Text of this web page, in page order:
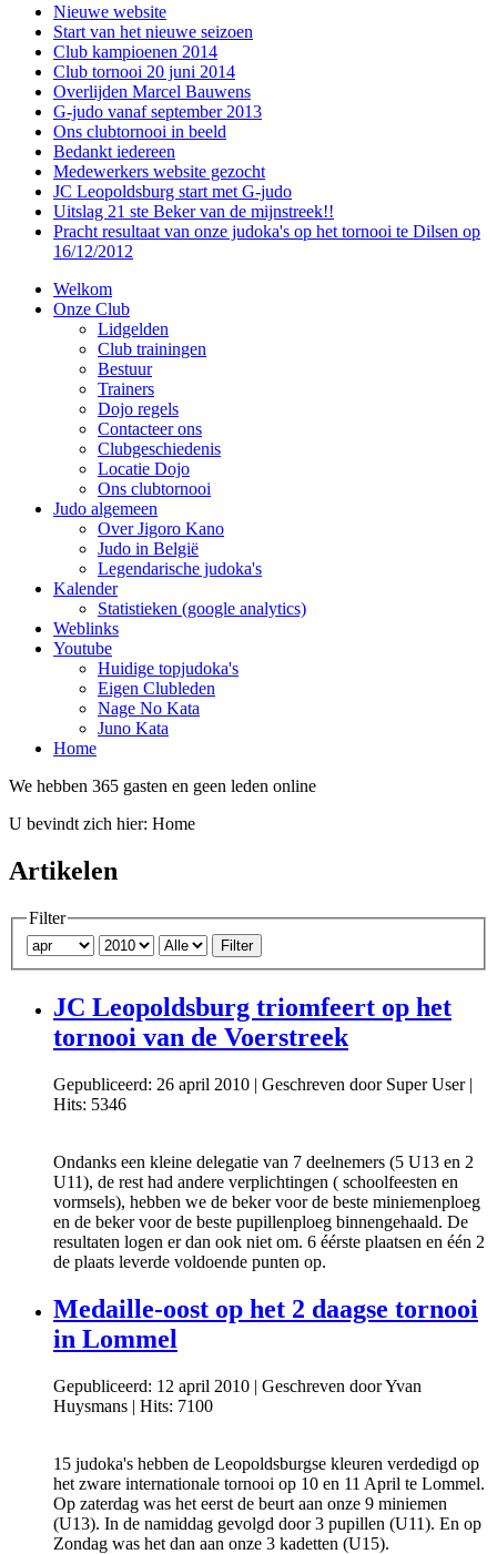
Nieuwe website
Start van het nieuwe seizoen
Club kampioenen 2014
Club tornooi 20 juni 2014
Overlijden Marcel Bauwens
G-judo vanaf september 2013
Ons clubtornooi in beeld
Bedankt iedereen
Medewerkers website gezocht
JC Leopoldsburg start met G-judo
Uitslag 21 ste Beker van de mijnstreek!!
Pracht resultaat van onze judoka's op het tornooi te Dilsen op
16/12/2012
Welkom
Onze Club
Lidgelden
Club trainingen
Bestuur
Trainers
Dojo regels
Contacteer ons
Clubgeschiedenis
Locatie Dojo
Ons clubtornooi
Judo algemeen
Over Jigoro Kano
Judo in België
Legendarische judoka's
Kalender
Statistieken (google analytics)
Weblinks
Youtube
Huidige topjudoka's
Eigen Clubleden
Nage No Kata
Juno Kata
Home
We hebben 365 gasten en geen leden online
U bevindt zich hier: Home
Artikelen
Filter
Filter
JC Leopoldsburg triomfeert op het
tornooi van de Voerstreek
Gepubliceerd: 26 april 2010 | Geschreven door Super User|
Hits: 5346
Ondanks een kleine delegatie van 7 deelnemers (5 U13 en 2
U11), de rest had andere verplichtingen ( schoolfeesten en
vormsels), hebben we de beker voor de beste miniemenploeg
en de beker voor de beste pupillenploeg binnengehaald. De
resultaten logen er dan ook niet om. 6 éérste plaatsen en één 2
de plaats leverde voldoende punten op.
Medaille-oost op het 2 daagse tornooi
in Lommel
Gepubliceerd: 12 april 2010 | Geschreven door Yvan
Huysmans | Hits: 7100
15 judoka's hebben de Leopoldsburgse kleuren verdedigd op
het zware internationale tornooi op 10 en 11 April te Lommel.
Op zaterdag was het eerst de beurt aan onze 9 miniemen
(U13). In de namiddag gevolgd door 3 pupillen (U11). En op
Zondag was het dan aan onze 3 kadetten (U15).